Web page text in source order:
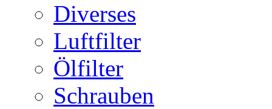
Diverses
Luftfilter
Ölfilter
Schrauben